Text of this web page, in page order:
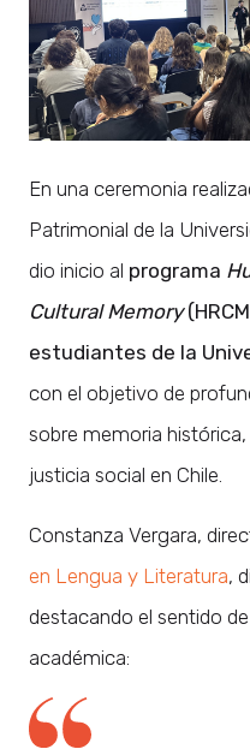
En una ceremonia
Patrimonial de la
dio inicio al programa
Cultural Memory
estudiantes de la
con el objetivo de
sobre memoria
justicia social en Chile.
Constanza Vergara,
en Lengua y Literatura,
destacando el sentido
académica: